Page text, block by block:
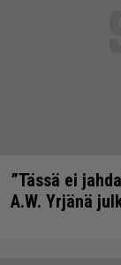
”Tässä ei
A.W. Yrjänä